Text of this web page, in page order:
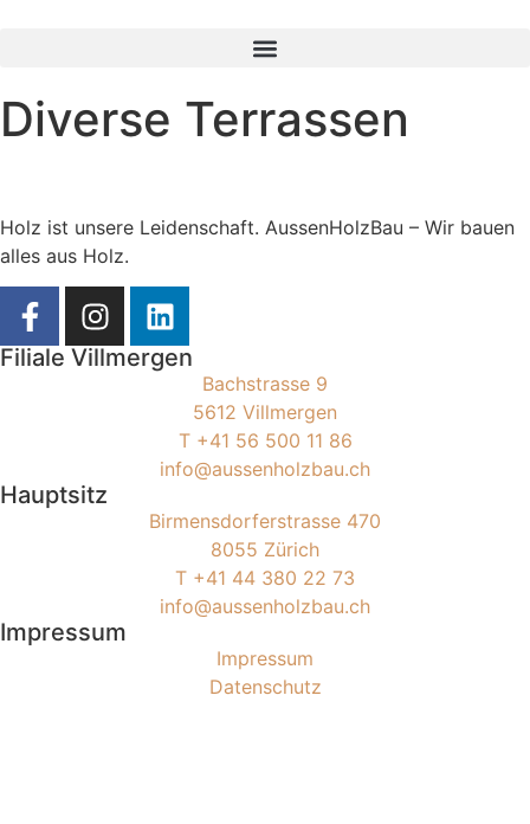
Diverse Terrassen
Holz ist unsere Leidenschaft. AussenHolzBau – Wir bauen
alles aus Holz.
Filiale Villmergen
Bachstrasse 9
5612 Villmergen
T +41 56 500 11 86
info@aussenholzbau.ch
Hauptsitz
Birmensdorferstrasse 470
8055 Zürich
T +41 44 380 22 73
info@aussenholzbau.ch
Impressum
Impressum
Datenschutz